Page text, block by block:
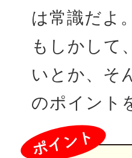
は常識だよ
もしかして
いとか、そ
のポイント
ポイント